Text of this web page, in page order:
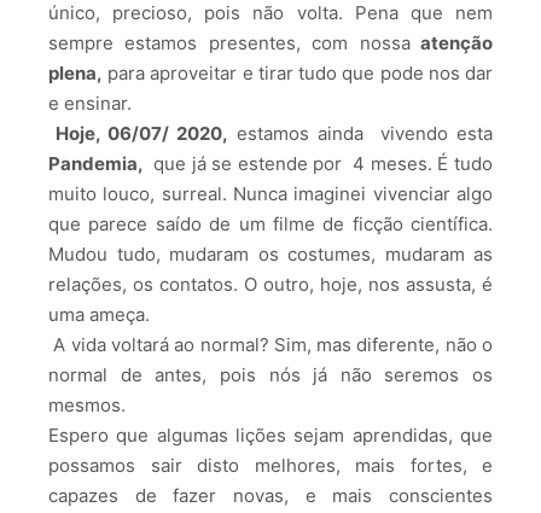
único, precioso, pois não volta. Pena que nem
sempre estamos presentes, com nossaatenção
plena, para aproveitar e tirar tudo que pode nos dar
e ensinar.
Hoje, 06/07/ 2020, estamos ainda vivendo esta
Pandemia, que já se estende por 4 meses. É tudo
muito louco, surreal. Nunca imaginei vivenciar algo
que parece saído de um filme de ficção científica.
Mudou tudo, mudaram os costumes, mudaram as
relações, os contatos. O outro, hoje, nos assusta, é
uma ameça.
A vida voltará ao normal? Sim, mas diferente, não o
normal de antes, pois nós já não seremos os
mesmos.
Espero que algumas lições sejam aprendidas, que
possamos sair disto melhores, mais fortes, e
capazes de fazer novas, e mais conscientes